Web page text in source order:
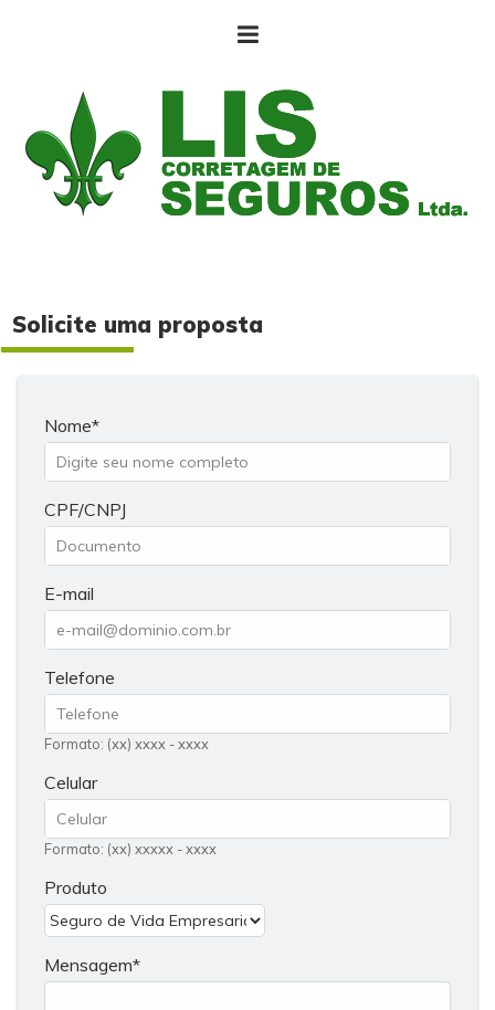
Solicite uma proposta
Nome
CPF/CNPJ
E-mail
Telefone
Formato: (xx) xxxx - xxxx
Celular
Formato: (xx) xxxxx - xxxx
Produto
Mensagem